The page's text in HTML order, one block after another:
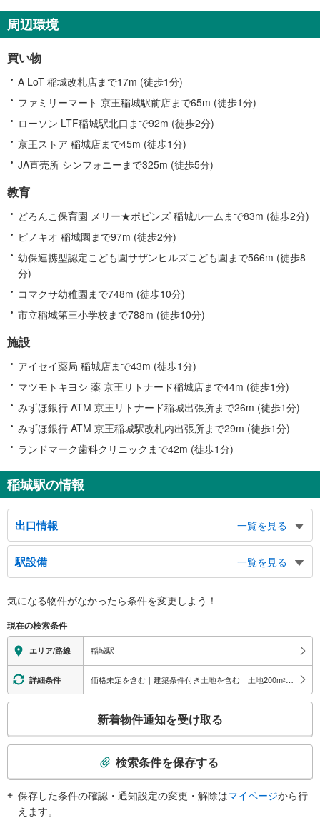
周辺環境
買い物
A LoT 稲城改札店まで17m (徒歩1分)
ファミリーマート 京王稲城駅前店まで65m (徒歩1分)
ローソン LTF稲城駅北口まで92m (徒歩2分)
京王ストア 稲城店まで45m (徒歩1分)
JA直売所 シンフォニーまで325m (徒歩5分)
教育
どろんこ保育園 メリー★ポピンズ 稲城ルームまで83m (徒歩2分)
ピノキオ 稲城園まで97m (徒歩2分)
幼保連携型認定こども園サザンヒルズこども園まで566m (徒歩8
分)
コマクサ幼稚園まで748m (徒歩10分)
市立稲城第三小学校まで788m (徒歩10分)
施設
アイセイ薬局 稲城店まで43m (徒歩1分)
マツモトキヨシ 薬 京王リトナード稲城店まで44m (徒歩1分)
みずほ銀行 ATM 京王リトナード稲城出張所まで26m (徒歩1分)
みずほ銀行 ATM 京王稲城駅改札内出張所まで29m (徒歩1分)
ランドマーク歯科クリニックまで42m (徒歩1分)
稲城駅の情報
出口情報
一覧を見る
南口
東長村 百村 方面、バスのりば、タクシーのりば
北口
東長村 百村 方面、稲城市役所、中央文化センター、福祉センター、稲城市
駅設備
一覧を見る
※段差なしでの移動経路
地上⇔改札⇔ホーム：○
エレベータ
・各ホーム⇔改札
・改札⇔１Ｆ出口（北方面）
エスカレータ
・改札⇔１Ｆ出口（北方面）
トイレ
その他
・点字案内（券売機・運賃表・階段手すり）
・ＡＥＤ
気になる物件がなかったら条件を変更しよう！
現在の検索条件
エリア/路線 稲城駅
詳細条件 価格未定を含む｜建築条件付き土地を含む｜土地200m2 以上
検
新着物件通知を受け取る
検索条件を保存する
保存した条件の確認・通知設定の変更・解除はマイページから行
えます。